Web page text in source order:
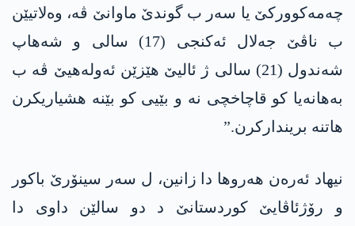
چەمەکوورکێ یا سەر ب گوندێ ماوانێ ڤە، وەلاتیێن
ب ناڤێ جەلال ئەکنجی (17) سالی و شەھاپ
شەندول (21) سالی ژ ئالیێ ھێزێن ئەولەھیێ ڤە ب
بەهانەیا کو قاچاخچی نە و بێیی کو بێنە ھشیاریکرن
ھاتنە بریندارکرن.”
نیهاد ئەرەن ھەروھا دا زانین، ل سەر سینۆرێ باکور
و رۆژئاڤایێ کوردستانێ د دو سالێن داوی دا